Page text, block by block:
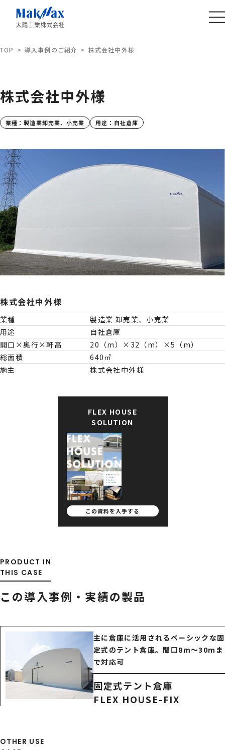
TOP 導入事例のご紹介 株式会社中外様
株式会社中外様
業種：製造業卸売業、小売業 用途： 自社倉庫
株式会社中外様
業種
製造業 卸売業、小売業
用途
自社倉庫
開口×奥行×軒高
20（m）×32（m）×5（m）
総面積
640㎡
施主
株式会社中外様
FLEX HOUSE
SOLUTION
この資料を入手する
PRODUCT IN
THIS CASE
この導入事例・実績の製品
主に倉庫に活用されるベーシックな固
定式のテント倉庫。間口8m～30mま
で対応可
固定式テント倉庫
FLEX HOUSE-FIX
OTHER USE